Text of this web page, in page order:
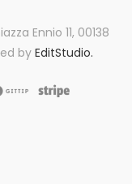
Ennio 11, 00138
by EditStudio.